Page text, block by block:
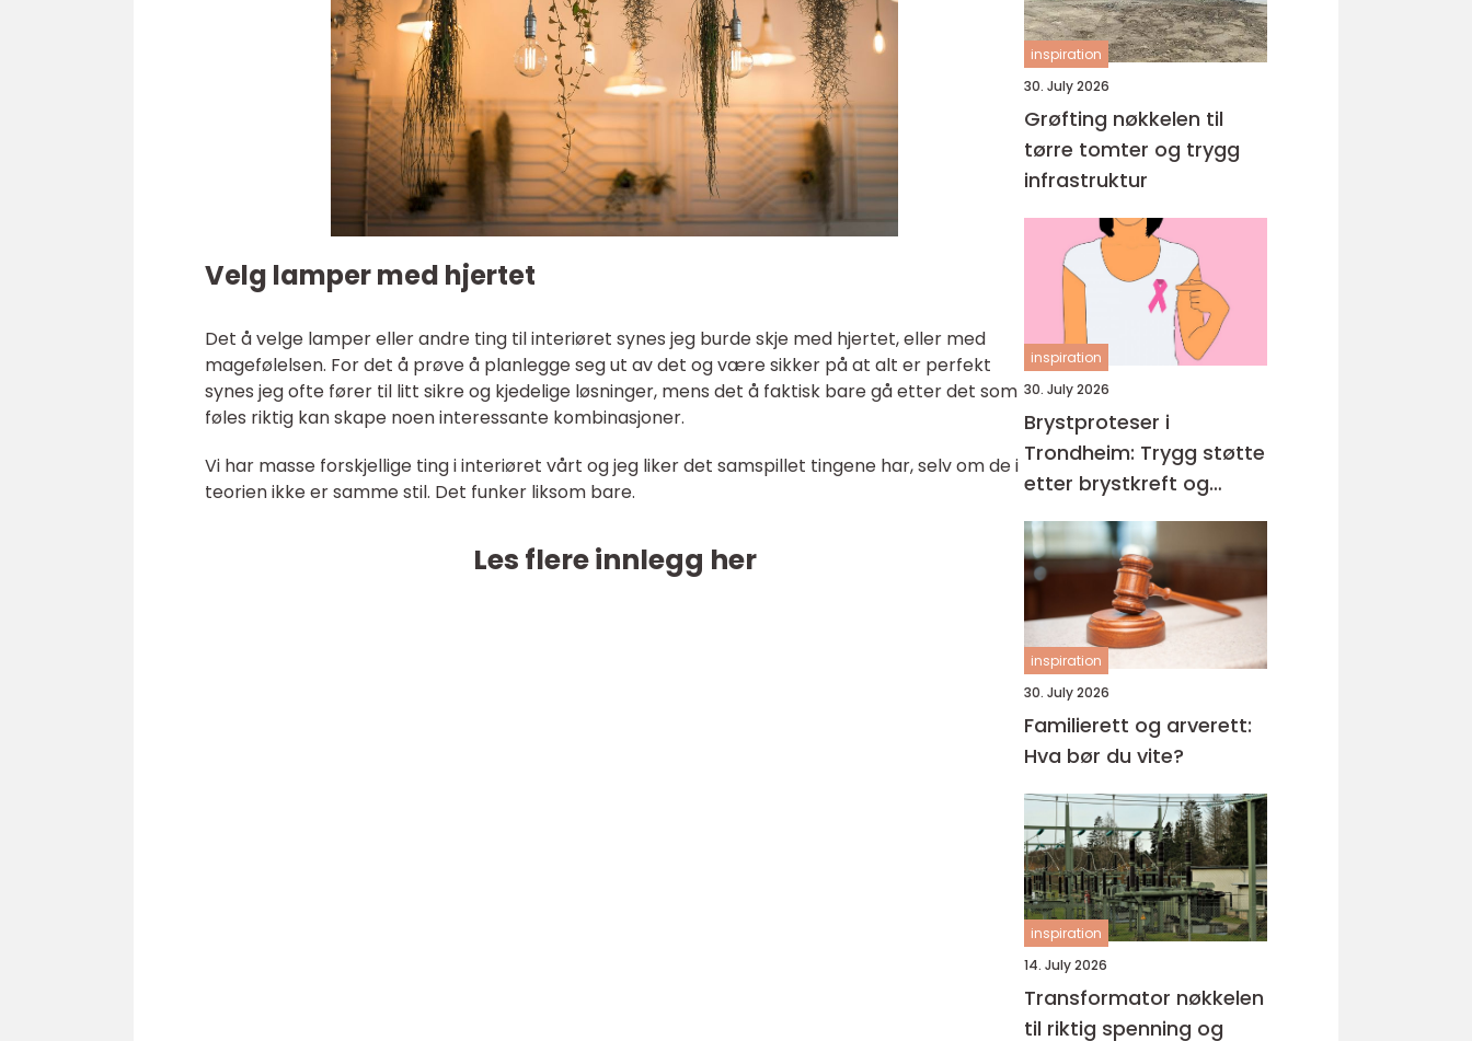
Velg lamper med hjertet
Det å velge lamper eller andre ting til interiøret synes jeg burde skje med hjertet, eller med
magefølelsen. For det å prøve å planlegge seg ut av det og være sikker på at alt er perfekt
synes jeg ofte fører til litt sikre og kjedelige løsninger, mens det å faktisk bare gå etter det som
føles riktig kan skape noen interessante kombinasjoner.
Vi har masse forskjellige ting i interiøret vårt og jeg liker det samspillet tingene har, selv om de i
teorien ikke er samme stil. Det funker liksom bare.
Les flere innlegg her
inspiration
30. July 2026
Grøfting nøkkelen til
tørre tomter og trygg
infrastruktur
inspiration
30. July 2026
Brystproteser i
Trondheim: Trygg støtte
etter brystkreft og
operasjon
inspiration
30. July 2026
Familierett og arverett:
Hva bør du vite?
inspiration
14. July 2026
Transformator nøkkelen
til riktig spenning og